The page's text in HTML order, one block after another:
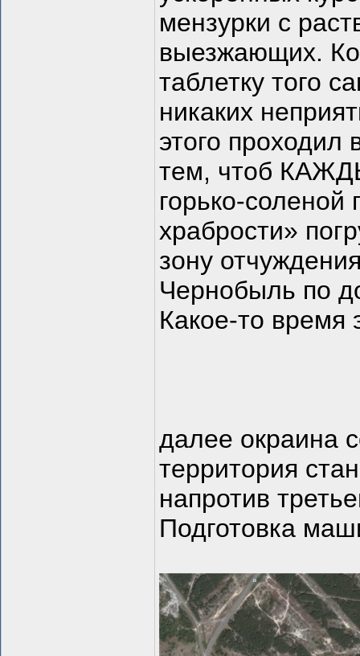
мензурки с
выезжающих.
таблетку того
никаких
этого проходил
тем, чтоб
горько-
храбрости»
зону
Чернобыль по
Какое-то время
далее окраина
территория
напротив
Подготовка